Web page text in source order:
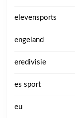
elevensports
engeland
eredivisie
es sport
eu